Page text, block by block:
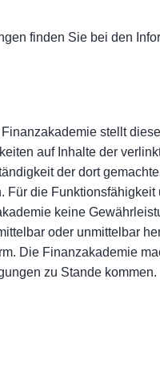
finden Sie bei den
stellt
auf Inhalte der
der dort
die
keine
oder unmittelbar
Die Finanzakademie
zu Stande kommen.